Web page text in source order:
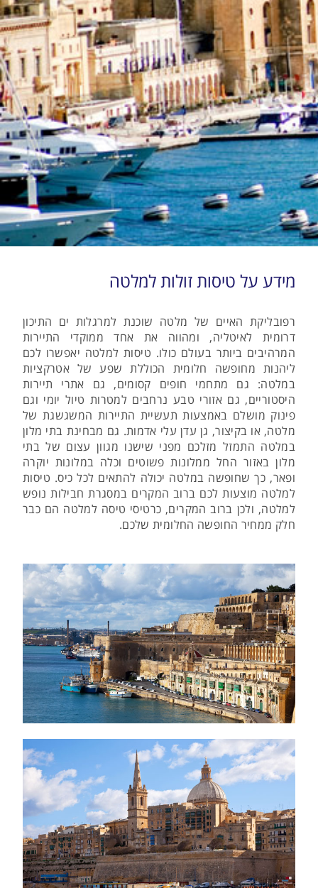
מידע על טיסות זולות למלטה
רפובליקת האיים של מלטה שוכנת למרגלות ים התיכון
דרומית לאיטליה, ומהווה את אחד ממוקדי התיירות
המרהיבים ביותר בעולם כולו. טיסות למלטה יאפשרו לכם
ליהנות מחופשה חלומית הכוללת שפע של אטרקציות
במלטה: גם מתחמי חופים קסומים, גם אתרי תיירות
היסטוריים, גם אזורי טבע נרחבים למטרות טיול יומי וגם
פינוק מושלם באמצעות תעשיית התיירות המשגשגת של
מלטה, או בקיצור, גן עדן עלי אדמות. גם מבחינת בתי מלון
במלטה התמזל מזלכם מפני שישנו מגוון עצום של בתי
מלון באזור החל ממלונות פשוטים וכלה במלונות יוקרה
ופאר, כך שחופשה במלטה יכולה להתאים לכל כיס. טיסות
למלטה מוצעות לכם ברוב המקרים במסגרת חבילות נופש
למלטה, ולכן ברוב המקרים, כרטיסי טיסה למלטה הם כבר
חלק ממחיר החופשה החלומית שלכם.